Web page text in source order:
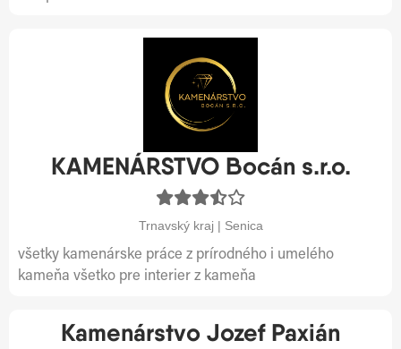
KAMENÁRSTVO Bocán s.r.o.
Trnavský kraj | Senica
všetky kamenárske práce z prírodného i umelého
kameňa všetko pre interier z kameňa
Kamenárstvo Jozef Paxián